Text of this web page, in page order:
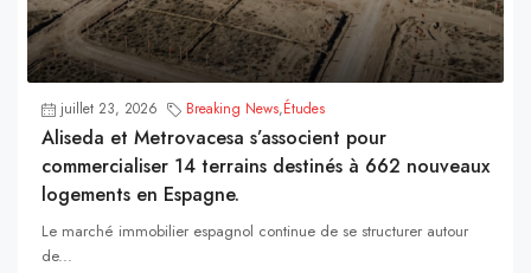
juillet 23, 2026 Breaking News,Études
Aliseda et Metrovacesa s’associent pour
commercialiser 14 terrains destinés à 662 nouveaux
logements en Espagne.
Le marché immobilier espagnol continue de se structurer autour
de...